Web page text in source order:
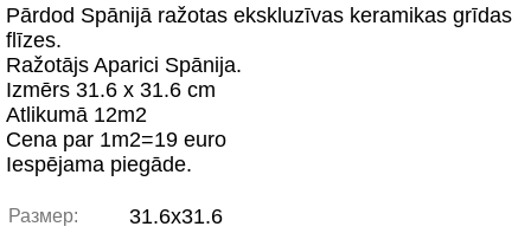
Pārdod Spānijā ražotas ekskluzīvas keramikas grīdas
flīzes.
Ražotājs Aparici Spānija.
Izmērs 31.6 x 31.6 cm
Atlikumā 12m2
Cena par 1m2=19 euro
Iespējama piegāde.
Размер: 31.6x31.6